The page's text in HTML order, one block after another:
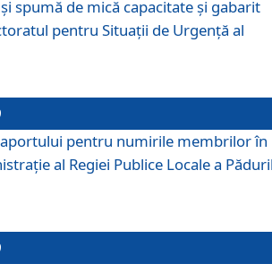
spumă de mică capacitate și gabarit
pentru Situaţii de Urgenţă al
pentru numirile membrilor în
al Regiei Publice Locale a